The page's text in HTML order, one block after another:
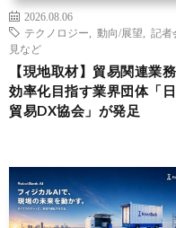
2026.08.06
テクノロジー
動向/展望
記者
見など
【現地取材】貿易関連業
効率化目指す業界団体「
貿易DX協会」が発足